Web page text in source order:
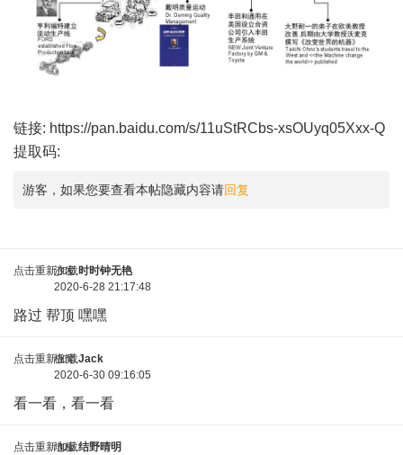
链接: https://pan.baidu.com/s/11uStRCbs-xsOUyq05Xxx-Q
提取码:
游客，如果您要查看本帖隐藏内容请回复
点击重新加载
沙发 时时钟无艳
2020-6-28 21:17:48
路过 帮顶 嘿嘿
点击重新加载
板凳 Jack
2020-6-30 09:16:05
看一看，看一看
点击重新加载
地板 结野晴明